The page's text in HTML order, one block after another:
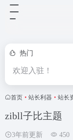
热门
欢迎入驻！
首页 • 站长利器 • 站长
zibll子比主题
3年前更新 450